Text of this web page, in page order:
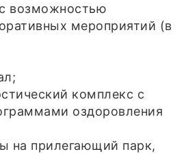
возможностью
мероприятий (в
комплекс с
оздоровления
на прилегающий парк,